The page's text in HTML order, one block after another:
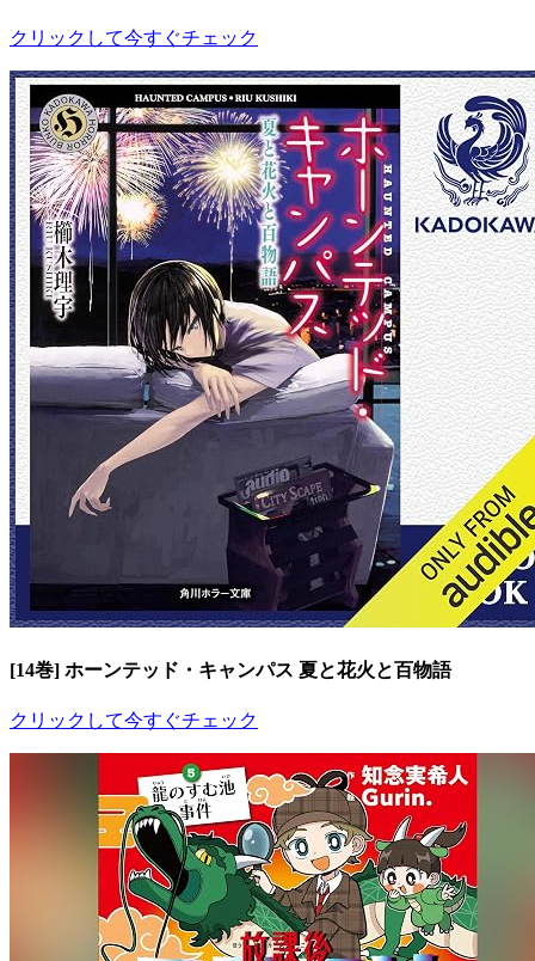
クリックして今すぐチェック
[14巻] ホーンテッド・キャンパス 夏と花火と百物語
クリックして今すぐチェック